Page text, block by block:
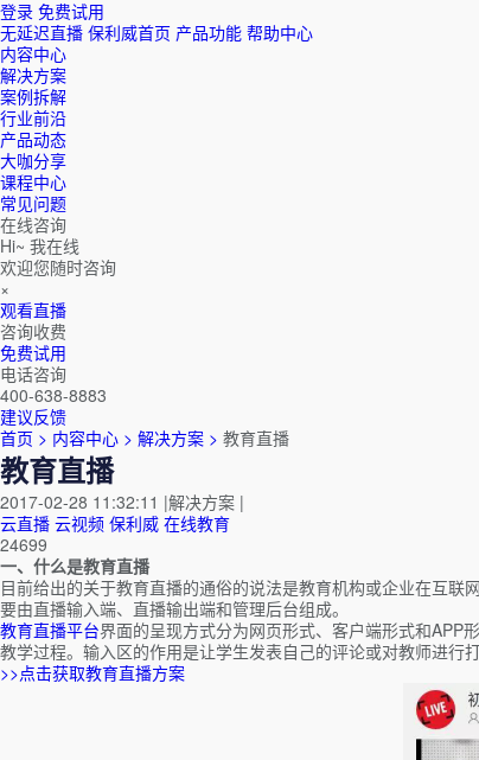
登录 免费试用
无延迟直播 保利威首页 产品功能 帮助中心
内容中心
解决方案
案例拆解
行业前沿
产品动态
大咖分享
课程中心
常见问题
在线咨询
Hi~ 我在线
欢迎您随时咨询
×
观看直播
咨询收费
免费试用
电话咨询
400-638-8883
建议反馈
首页 > 内容中心 > 解决方案 > 教育直播
教育直播
2017-02-28 11:32:11 |解决方案 |
云直播 云视频 保利威 在线教育
24699
一、什么是教育直播
目前给出的关于教育直播的通俗的说法是教育机构或企业在互
要由直播输入端、直播输出端和管理后台组成。
教育直播平台界面的呈现方式分为网页形式、客户端形式和APP
教学过程。输入区的作用是让学生发表自己的评论或对教师进行
>>点击获取教育直播方案